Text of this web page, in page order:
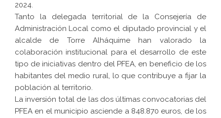
2024.
Tanto la delegada territorial de la Consejería de
Administración Local como el diputado provincial y el
alcalde de Torre Alháquime han valorado la
colaboración institucional para el desarrollo de este
tipo de iniciativas dentro del PFEA, en beneficio de los
habitantes del medio rural, lo que contribuye a fijar la
población al territorio.
La inversión total de las dos últimas convocatorias del
PFEA en el municipio asciende a 848.870 euros, de los